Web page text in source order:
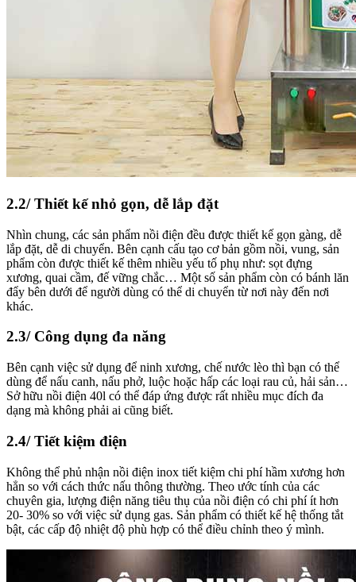
2.2/ Thiết kế nhỏ gọn, dễ lắp đặt
Nhìn chung, các sản phẩm nồi điện đều được thiết kế gọn gàng, dễ
lắp đặt, dễ di chuyển. Bên cạnh cấu tạo cơ bản gồm nồi, vung, sản
phẩm còn được thiết kế thêm nhiều yếu tố phụ như: sọt đựng
xương, quai cầm, đế vững chắc… Một số sản phẩm còn có bánh lăn
đẩy bên dưới để người dùng có thể di chuyển từ nơi này đến nơi
khác.
2.3/ Công dụng đa năng
Bên cạnh việc sử dụng để ninh xương, chế nước lèo thì bạn có thể
dùng để nấu canh, nấu phở, luộc hoặc hấp các loại rau củ, hải sản…
Sở hữu nồi điện 40l có thể đáp ứng được rất nhiều mục đích đa
dạng mà không phải ai cũng biết.
2.4/ Tiết kiệm điện
Không thể phủ nhận nồi điện inox tiết kiệm chi phí hầm xương hơn
hẳn so với cách thức nấu thông thường. Theo ước tính của các
chuyên gia, lượng điện năng tiêu thụ của nồi điện có chi phí ít hơn
20- 30% so với việc sử dụng gas. Sản phẩm có thiết kế hệ thống tắt
bật, các cấp độ nhiệt độ phù hợp có thể điều chỉnh theo ý mình.